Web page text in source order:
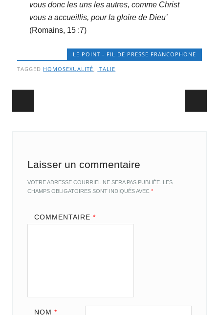
vous donc les uns les autres, comme Christ
vous a accueillis, pour la gloire de Dieu’
(Romains, 15 :7)
LE POINT - FIL DE PRESSE FRANCOPHONE
TAGGED HOMOSEXUALITÉ, ITALIE
Post navigation
Laisser un commentaire
VOTRE ADRESSE COURRIEL NE SERA PAS PUBLIÉE. LES
CHAMPS OBLIGATOIRES SONT INDIQUÉS AVEC*
COMMENTAIRE *
NOM *